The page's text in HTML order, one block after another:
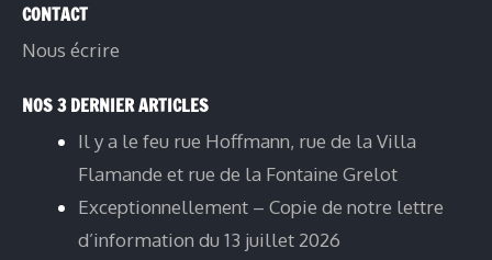
CONTACT
Nous écrire
NOS 3 DERNIER ARTICLES
Il y a le feu rue Hoffmann, rue de la Villa
Flamande et rue de la Fontaine Grelot
Exceptionnellement – Copie de notre lettre
d’information du 13 juillet 2026